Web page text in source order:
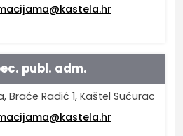
publ. adm.
Braće Radić 1, Kaštel Sućurac